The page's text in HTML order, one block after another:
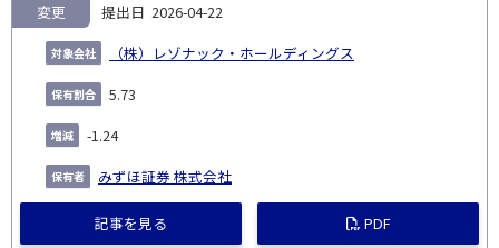
2026-04-22
（株）レゾナック・ホールディングス
変更
5.73
-1.24
みずほ証券 株式会社
記事を見る PDF